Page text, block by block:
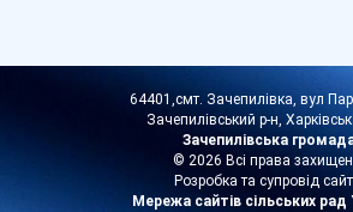
64401,смт. Зачепилівка, вул
Зачепилівський р-н,
Зачепилівська
© 2026 Всі права
Розробка та супровід
Мережа сайтів сільських рад